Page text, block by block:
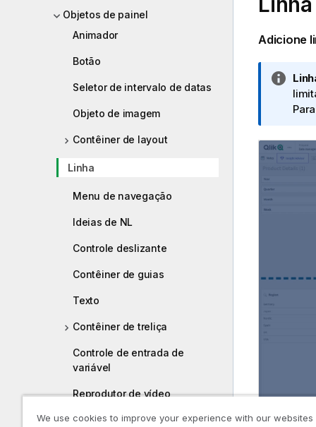
Objetos de painel
Animador
Botão
Seletor de intervalo de datas
Objeto de imagem
Contêiner de layout
Linha
Menu de navegação
Ideias de NL
Controle deslizante
Contêiner de guias
Texto
Contêiner de treliça
Controle de entrada de
variável
Reprodutor de vídeo
Adicione
N
o
t
i
n
v
We use cookies to improve your experience with our websites